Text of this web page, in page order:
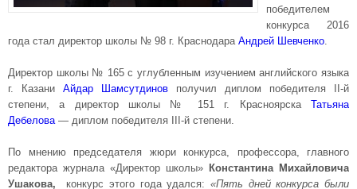
победителем
конкурса 2016
года стал директор школы № 98 г. Краснодара Андрей Шевченко.
Директор школы № 165 с углубленным изучением английского языка
г. Казани Айдар Шамсутдинов получил диплом победителя II-й
степени, а директор школы № 151 г. Красноярска Татьяна
Дебелова— диплом победителя III-й степени.
По мнению председателя жюри конкурса, профессора, главного
редактора журнала «Директор школы» Константина Михайловича
Ушакова,
конкурс этого года удался:«Пять дней конкурса были